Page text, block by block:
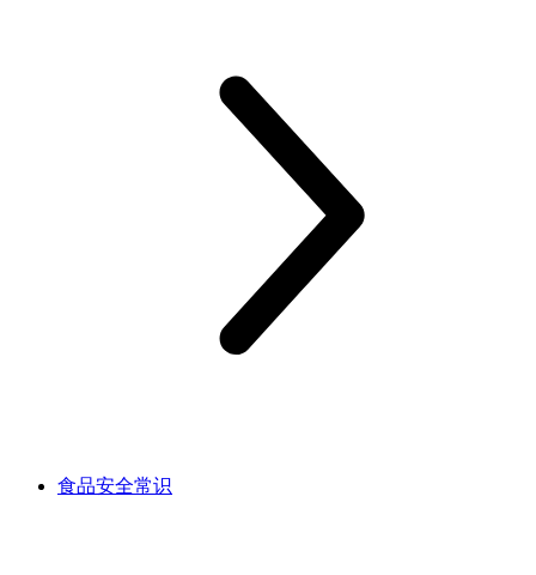
食品安全常识